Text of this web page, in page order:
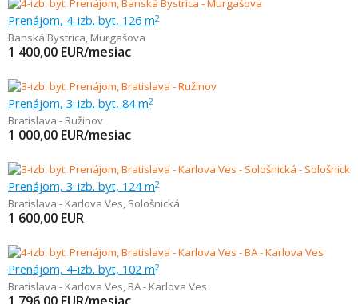
Prenájom, 4-izb. byt, 126 m2
Banská Bystrica, Murgašova
1 400,00 EUR/mesiac
Prenájom, 3-izb. byt, 84 m2
Bratislava - Ružinov
1 000,00 EUR/mesiac
Prenájom, 3-izb. byt, 124 m2
Bratislava - Karlova Ves, Sološnická
1 600,00 EUR
Prenájom, 4-izb. byt, 102 m2
Bratislava - Karlova Ves, BA - Karlova Ves